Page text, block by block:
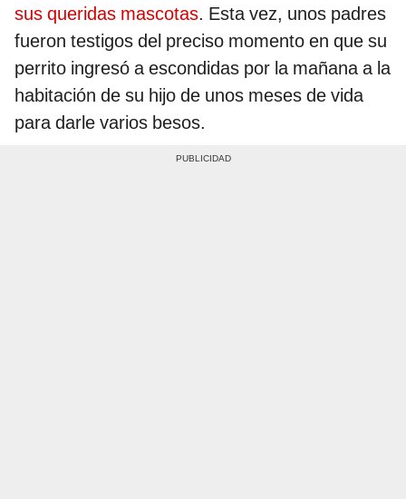
sus queridas mascotas. Esta vez, unos padres
fueron testigos del preciso momento en que su
perrito ingresó a escondidas por la mañana a la
habitación de su hijo de unos meses de vida
para darle varios besos.